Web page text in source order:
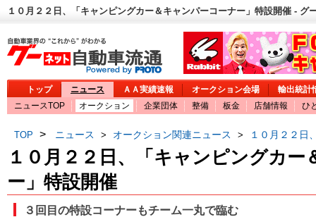
１０月２２日、「キャンピングカー＆キャンパーコーナー」特設開催 - グ
トップ ニュース ＡＡ実績速報 オークション会場
輸出統計
ニュースTOP
オークション 企業団体 整備 板金 店舗情報 ひ
TOP > ニュース > オークション関連ニュース > １０月２２日
１０月２２日、「キャンピングカー
ー」特設開催
３回目の特設コーナーもチーム一丸で臨む